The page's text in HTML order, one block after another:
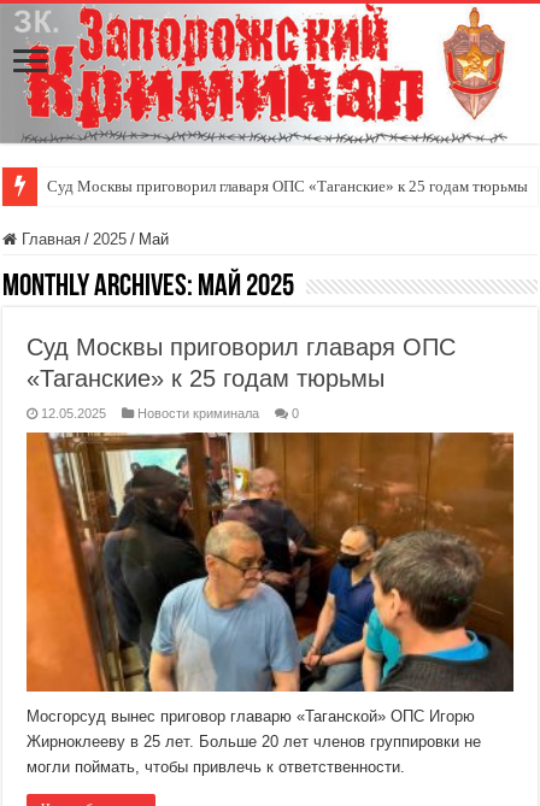
Суд Москвы приговорил главаря ОПС «Таганские» к 25 годам тюрьмы
Главная / 2025 / Май
Monthly Archives: Май 2025
Суд Москвы приговорил главаря ОПС
«Таганские» к 25 годам тюрьмы
12.05.2025 Новости криминала 0
Мосгорсуд вынес приговор главарю «Таганской» ОПС Игорю
Жирноклееву в 25 лет. Больше 20 лет членов группировки не
могли поймать, чтобы привлечь к ответственности.